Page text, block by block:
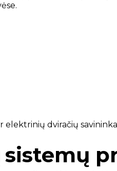
elektrinių dviračių
sistemų